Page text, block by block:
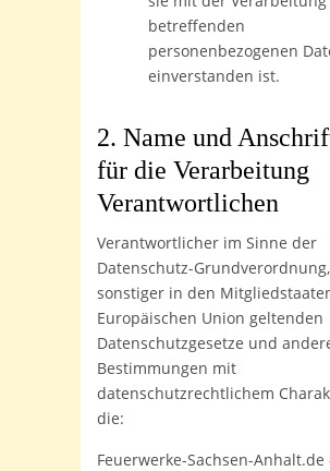
betreffenden
personenbezogenen
einverstanden ist.
2. Name und
für die Verarbeitung
Verantwortlichen
Verantwortlicher im Sinne der
Datenschutz-Grundverordnung,
sonstiger in den
Europäischen Union geltenden
Datenschutzgesetze und
Bestimmungen mit
datenschutzrechtlichem
die:
Feuerwerke-Sachsen-Anhalt.de